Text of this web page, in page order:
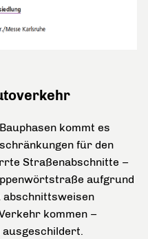
kommt es
für den
Straßenabschnitte –
aufgrund
abschnittsweisen
kommen –